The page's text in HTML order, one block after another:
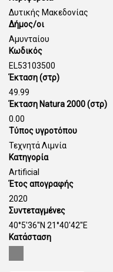
Δυτικής Μακεδονίας
Δήμος/οι
Αμυνταίου
Κωδικός
EL53103500
Έκταση (στρ)
49.99
Έκταση Natura 2000 (στρ)
0.00
Τύπος υγροτόπου
Τεχνητά Λιμνία
Κατηγορία
Artificial
Έτος απογραφής
2020
Συντεταγμένες
40°5'36''N 21°40'42''E
Κατάσταση